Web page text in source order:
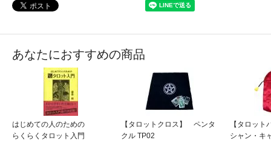
あなたにおすすめの商品
はじめての人のための
らくらくタロット入門
【タロットクロス】 ペンタ
クル TP02
【タロッ
シャン・キ